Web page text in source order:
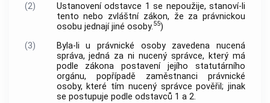
(2)
Ustanovení odstavce 1 se nepoužije, stanoví-li
tento nebo zvláštní zákon, že za právnickou
osobu jednají jiné osoby.55)
(3)
Byla-li u právnické osoby zavedena nucená
správa, jedná za ni nucený správce, který má
podle zákona postavení jejího statutárního
orgánu, popřípadě zaměstnanci právnické
osoby, které tím nucený správce pověřil; jinak
se postupuje podle odstavců 1 a 2.